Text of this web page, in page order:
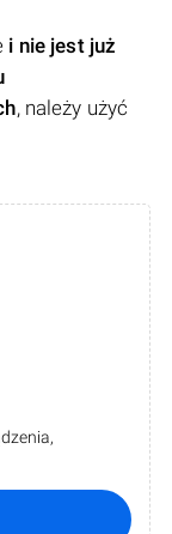
i nie jest już
, należy użyć